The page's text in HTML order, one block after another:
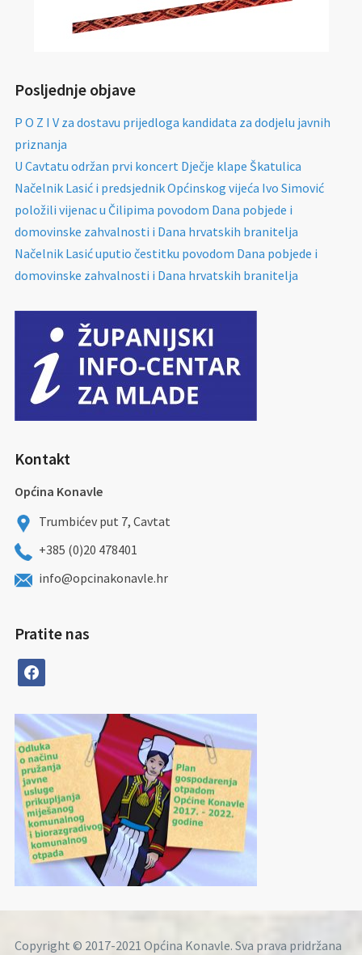
Posljednje objave
P O Z I V za dostavu prijedloga kandidata za dodjelu javnih
priznanja
U Cavtatu održan prvi koncert Dječje klape Škatulica
Načelnik Lasić i predsjednik Općinskog vijeća Ivo Simović
položili vijenac u Čilipima povodom Dana pobjede i
domovinske zahvalnosti i Dana hrvatskih branitelja
Načelnik Lasić uputio čestitku povodom Dana pobjede i
domovinske zahvalnosti i Dana hrvatskih branitelja
Kontakt
Općina Konavle
Trumbićev put 7, Cavtat
+385 (0)20 478401
info@opcinakonavle.hr
Pratite nas
facebook
Copyright © 2017-2021 Općina Konavle. Sva prava pridržana